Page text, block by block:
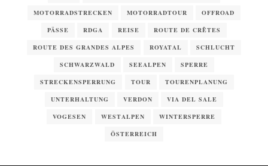
MOTORRADSTRECKEN MOTORRADTOUR OFFROAD
PÄSSE RDGA REISE ROUTE DE CRÊTES
ROUTE DES GRANDES ALPES ROYATAL SCHLUCHT
SCHWARZWALD SEEALPEN SPERRE
STRECKENSPERRUNG TOUR TOURENPLANUNG
UNTERHALTUNG VERDON VIA DEL SALE
VOGESEN WESTALPEN WINTERSPERRE
ÖSTERREICH